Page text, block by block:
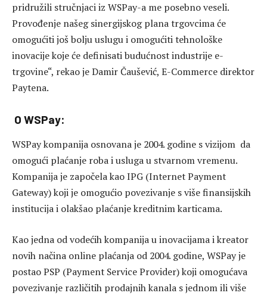
pridružili stručnjaci iz WSPay-a me posebno veseli.
Provođenje našeg sinergijskog plana trgovcima će
omogućiti još bolju uslugu i omogućiti tehnološke
inovacije koje će definisati budućnost industrije e-
trgovine“, rekao je Damir Čaušević, E-Commerce direktor
Paytena.
O WSPay:
WSPay kompanija osnovana je 2004. godine s vizijom da
omogući plaćanje roba i usluga u stvarnom vremenu.
Kompanija je započela kao IPG (Internet Payment
Gateway) koji je omogućio povezivanje s više finansijskih
institucija i olakšao plaćanje kreditnim karticama.
Kao jedna od vodećih kompanija u inovacijama i kreator
novih načina online plaćanja od 2004. godine, WSPay je
postao PSP (Payment Service Provider) koji omogućava
povezivanje različitih prodajnih kanala s jednom ili više